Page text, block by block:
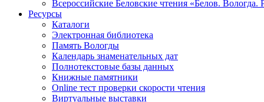
Всероссийские Беловские чтения «Белов. Вологда.
Ресурсы
Каталоги
Электронная библиотека
Память Вологды
Календарь знаменательных дат
Полнотекстовые базы данных
Книжные памятники
Online тест проверки скорости чтения
Виртуальные выставки